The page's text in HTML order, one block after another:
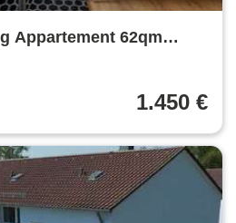
Appartement 62qm
1.450 €